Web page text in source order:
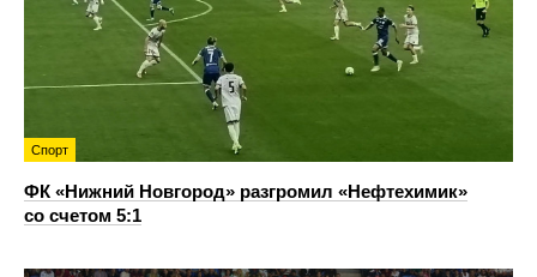
Спорт
ФК «Нижний Новгород» разгромил «Нефтехимик»
со счетом 5:1